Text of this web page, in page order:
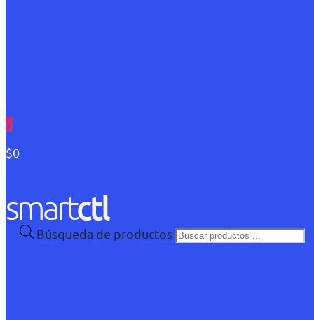
0
$0
Búsqueda de productos